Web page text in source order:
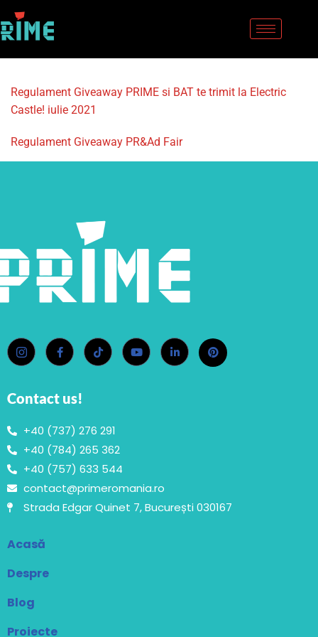
Sari
Regulament Giveaway PRIME si BAT te trimit la Electric
Castle! iulie 2021
Regulament Giveaway PR&Ad Fair
Contact us!
+40 (737) 276 291
+40 (784) 265 362
+40 (757) 633 544
contact@primeromania.ro
Strada Edgar Quinet 7, București 030167
Acasă
Despre
Blog
Proiecte